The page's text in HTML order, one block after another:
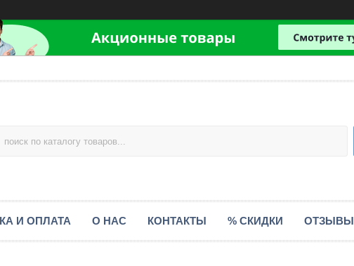
И ОПЛАТА О НАС КОНТАКТЫ % СКИДКИ ОТЗЫВЫ